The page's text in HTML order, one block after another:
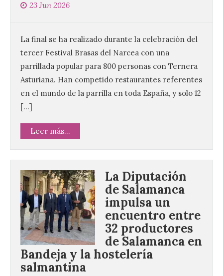
23 Jun 2026
La final se ha realizado durante la celebración del
tercer Festival Brasas del Narcea con una
parrillada popular para 800 personas con Ternera
Asturiana. Han competido restaurantes referentes
en el mundo de la parrilla en toda España, y solo 12
[…]
Leer más...
La Diputación
de Salamanca
impulsa un
encuentro entre
32 productores
de Salamanca en
Bandeja y la hostelería
salmantina